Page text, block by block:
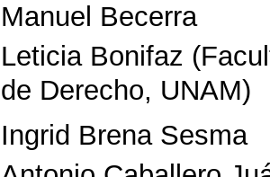
Manuel Becerra
Leticia Bonifaz
de Derecho, UNAM)
Ingrid Brena Sesma